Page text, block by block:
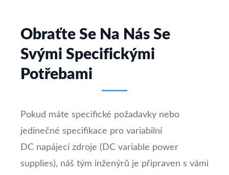
Obraťte Se Na Nás Se
Svými Specifickými
Potřebami
Pokud máte specifické požadavky nebo
jedinečné specifikace pro variabilní
DC napájecí zdroje (DC variable power
supplies), náš tým inženýrů je připraven s vámi